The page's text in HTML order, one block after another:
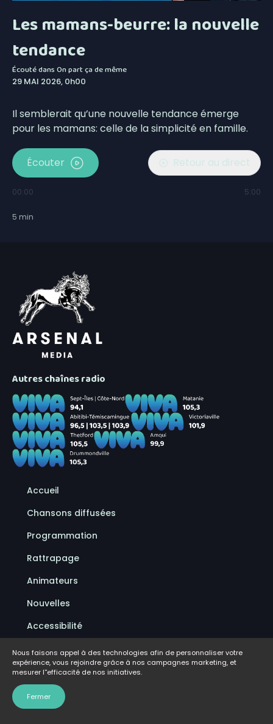
Les mamans-beurre: la nouvelle
tendance
Écouté dansOn part ça de même
29 MAI 2026, 0h00
Il semblerait qu’une nouvelle tendance émerge
pour les mamans: celle de la simplicité en famille.
Écouter Retour au direct
00:00 5:00
5 min
Autres chaînes radio
Accueil
Chansons diffusées
Programmation
Rattrapage
Animateurs
Nouvelles
Accessibilité
Politique de confidentialité
Conditions d'utilisation
FAQ
Nous faisons appel à des technologies afin de personnaliser votre
expérience, vous rejoindre grâce à nos campagnes marketing, et
mesurer l''efficacité de nos initiatives.
Fermer